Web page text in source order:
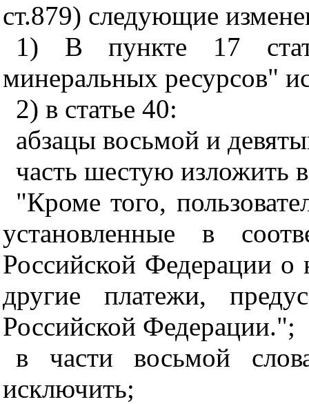
ст.879) следующие
1) В пункте 17
минеральных ресурсов"
2) в статье 40:
абзацы восьмой и
часть шестую изложить
"Кроме того,
установленные в
Российской Федерации о
другие платежи,
Российской Федерации.";
в части восьмой
исключить;